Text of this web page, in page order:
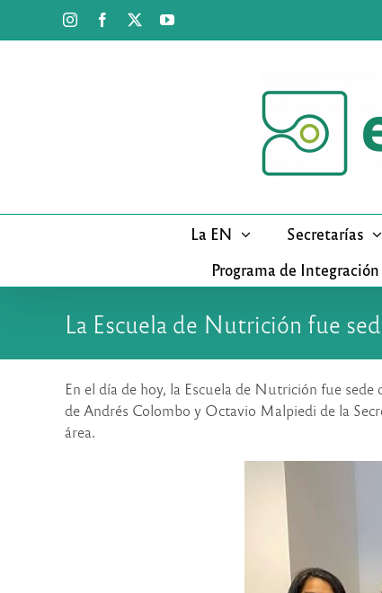
InstagramFacebook YouTube
La EN Secretarías
Programa de
La Escuela de Nutrición fue
En el día de hoy, la Escuela de Nutrición fue
de Andrés Colombo y Octavio Malpiedi de la
área.